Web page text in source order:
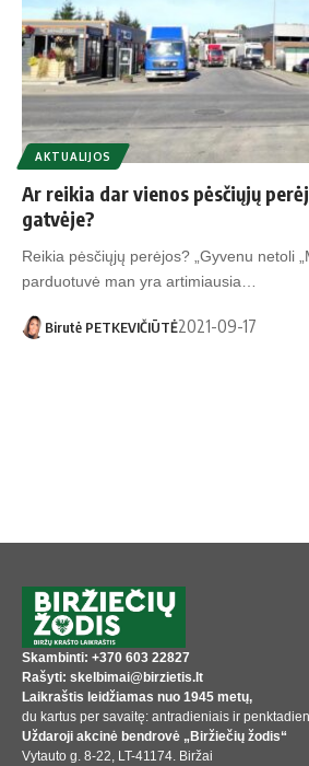
AKTUALIJOS
Ar reikia dar vienos pėsčiųjų
gatvėje?
Reikia pėsčiųjų perėjos? „Gyvenu netoli
parduotuvė man yra artimiausia…
Birutė PETKEVIČIŪTĖ2021-09-17
Skambinti: +370 603 22827
Rašyti: skelbimai@birzietis.lt
Laikraštis leidžiamas nuo 1945 metų,
du kartus per savaitę: antradieniais ir
Uždaroji akcinė bendrovė „Biržiečių žodis“
Vytauto g. 8-22, LT-41174. Biržai